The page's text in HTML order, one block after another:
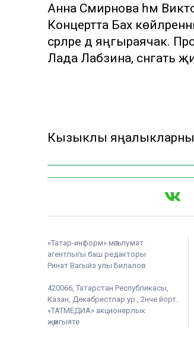
Анна Смирнова һәм
Концертта Бах
әсәрләре дә
Лада Лабзина, сәнгать
Кызыклы яңалыкларны
«Татар-информ» мәгълүмат
агентлыгы баш редакторы
Ринат Вагыйз улы Билалов
420066, Татарстан Республикасы,
Казан, Декабристлар ур., 2нче йорт.
«ТАТМЕДИА» акционерлык
җәмгыяте